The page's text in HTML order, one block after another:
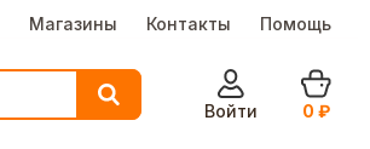
Магазины Контакты Помощь
Войти
0 ₽